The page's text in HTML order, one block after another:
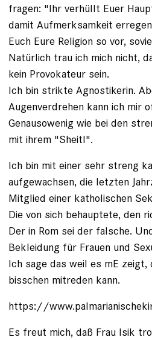
fragen: "Ihr verhüllt Euer
damit Aufmerksamkeit
Euch Eure Religion so vor,
Natürlich trau ich mich nicht,
kein Provokateur sein.
Ich bin strikte Agnostikerin.
Augenverdrehen kann ich mir
Genausowenig wie bei den
mit ihrem "Sheitl".
Ich bin mit einer sehr streng
aufgewachsen, die letzten
Mitglied einer katholischen
Die von sich behauptete, den
Der in Rom sei der falsche.
Bekleidung für Frauen und
Ich sage das weil es mE zeigt,
bisschen mitreden kann.
https://
Es freut mich, daß Frau Isik